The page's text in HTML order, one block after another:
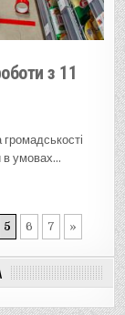
з 11
в умовах…
5 6 7 »